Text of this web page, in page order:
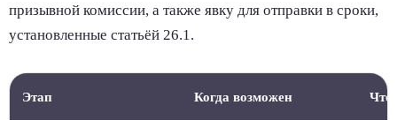
призывной комиссии, а также явку для отправки в сроки,
установленные статьёй 26.1.
Этап Когда возможен Что